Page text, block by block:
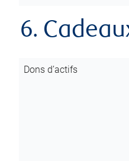
6.
Dons d’actifs